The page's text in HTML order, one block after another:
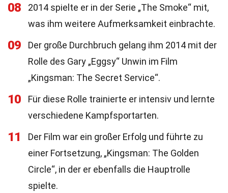
08
2014 spielte er in der Serie „The Smoke“ mit,
was ihm weitere Aufmerksamkeit einbrachte.
09
Der große Durchbruch gelang ihm 2014 mit der
Rolle des Gary „Eggsy“ Unwin im Film
„Kingsman: The Secret Service“.
10
Für diese Rolle trainierte er intensiv und lernte
verschiedene Kampfsportarten.
11
Der Film war ein großer Erfolg und führte zu
einer Fortsetzung, „Kingsman: The Golden
Circle“, in der er ebenfalls die Hauptrolle
spielte.